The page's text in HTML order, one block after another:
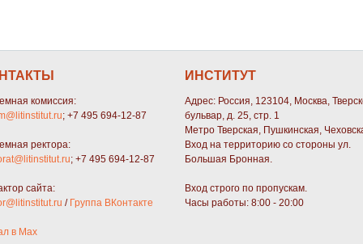
комиссия:
; +7 495 694-12-87
ректора:
; +7 495 694-12-87
сайта:
/ Группа ВКонтакте
в Max
ИНСТИТУТ
Адрес: Россия, 123104, Москва,
бульвар, д. 25, стр. 1
Метро Тверская, Пушкинская,
Вход на территорию со стороны ул.
Большая Бронная.
Вход строго по пропускам.
Часы работы: 8:00 - 20:00